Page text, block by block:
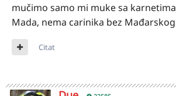
mučimo samo mi muke sa
Mada, nema carinika bez
Citat